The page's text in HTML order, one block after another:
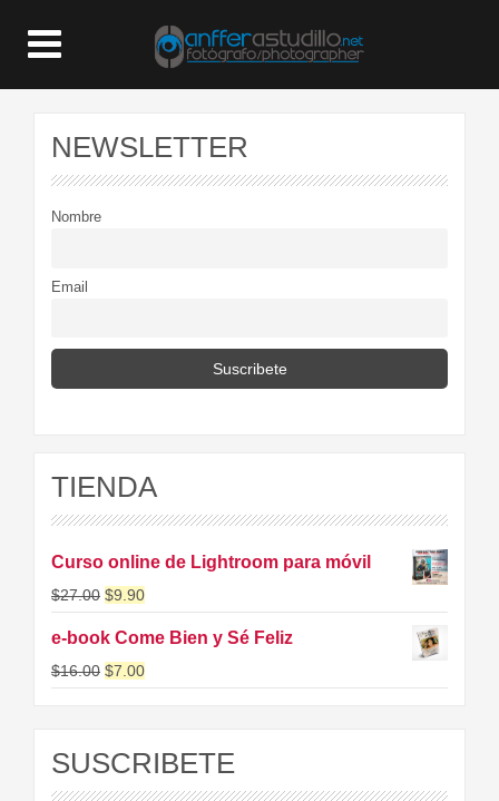
NEWSLETTER
Nombre
Email
TIENDA
Curso online de Lightroom para móvil
$27.00 $9.90
e-book Come Bien y Sé Feliz
$16.00 $7.00
SUSCRIBETE